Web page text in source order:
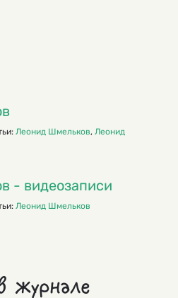
Леонид Шмельков, Леонид
- видеозаписи
Леонид Шмельков
журнале